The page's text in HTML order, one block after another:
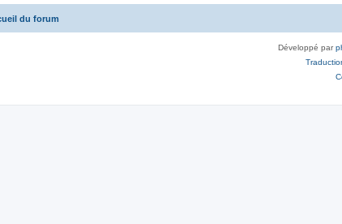
du forum
Développé par